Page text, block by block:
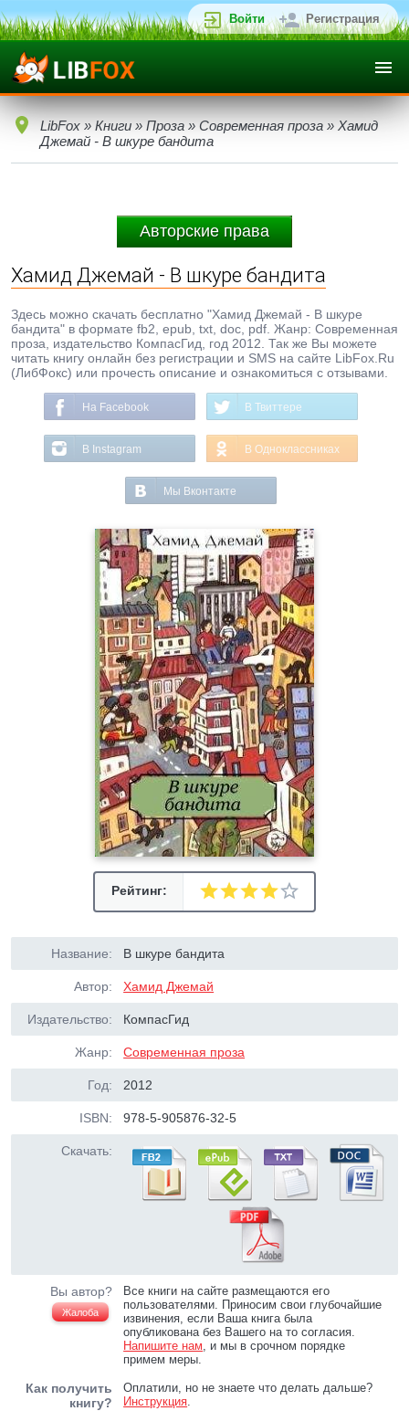
Войти Регистрация
LibFox » Книги » Проза » Современная проза » Хамид
Джемай - В шкуре бандита
Авторские права
Хамид Джемай - В шкуре бандита
Здесь можно скачать бесплатно "Хамид Джемай - В шкуре
бандита" в формате fb2, epub, txt, doc, pdf. Жанр: Современная
проза, издательство КомпасГид, год 2012. Так же Вы можете
читать книгу онлайн без регистрации и SMS на сайте LibFox.Ru
(ЛибФокс) или прочесть описание и ознакомиться с отзывами.
На Facebook В Твиттере
В Instagram В Одноклассниках
Мы Вконтакте
Рейтинг:
Название: В шкуре бандита
Автор: Хамид Джемай
Издательство: КомпасГид
Жанр: Современная проза
Год: 2012
ISBN: 978-5-905876-32-5
Скачать:
Вы автор?
Жалоба
Все книги на сайте размещаются его
пользователями. Приносим свои глубочайшие
извинения, если Ваша книга была
опубликована без Вашего на то согласия.
Напишите нам, и мы в срочном порядке
примем меры.
Как получить
книгу?
Оплатили, но не знаете что делать дальше?
Инструкция.